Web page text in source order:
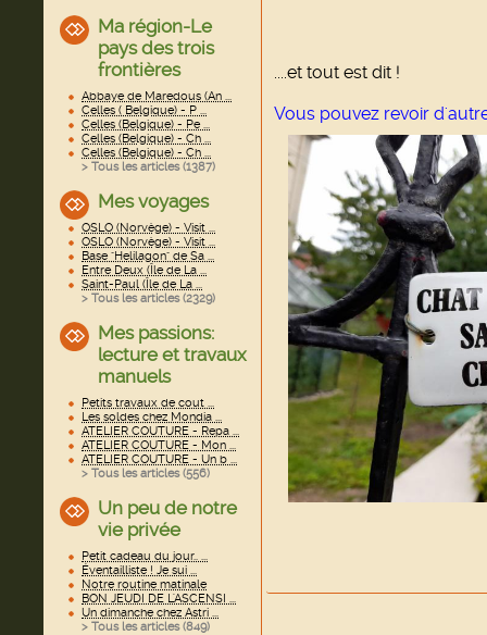
Ma région-Le
pays des trois
frontières
Abbaye de Maredous (An ...
Celles ( Belgique) - P ...
Celles (Belgique) - Pe ...
Celles (Belgique) - Ch ...
Celles (Belgique) - Ch ...
> Tous les articles (1387)
Mes voyages
OSLO (Norvège) - Visit ...
OSLO (Norvège) - Visit ...
Base "Helilagon" de Sa ...
Entre Deux (Île de La ...
Saint-Paul (Île de La ...
> Tous les articles (2329)
Mes passions:
lecture et travaux
manuels
Petits travaux de cout ...
Les soldes chez Mondia ...
ATELIER COUTURE - Repa ...
ATELIER COUTURE - Mon ...
ATELIER COUTURE - Un b ...
> Tous les articles (556)
Un peu de notre
vie privée
Petit cadeau du jour.. ...
Éventailliste ! Je sui ...
Notre routine matinale
BON JEUDI DE L'ASCENSI ...
Un dimanche chez Astri ...
> Tous les articles (849)
....et tout est dit !
Vous pouvez revoir